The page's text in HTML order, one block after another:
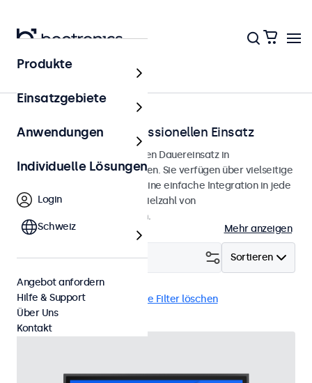
Lösungen
Displays für den professionellen Einsatz
Professionelle Displays für den Dauereinsatz in
anspruchsvollen Anwendungen. Sie verfügen über vielseitige
Montagemöglichkeiten für eine einfache Integration in jede
Umgebung und bieten eine Vielzahl von
Konfigurationsmöglichkeiten.
Mehr anzeigen
Sortieren
Filtern (2)
Touchscreen Alle Filter löschen
Produkte
Einsatzgebiete
Anwendungen
Individuelle Lösungen
Login
Schweiz
Angebot anfordern
Hilfe & Support
Über Uns
Kontakt